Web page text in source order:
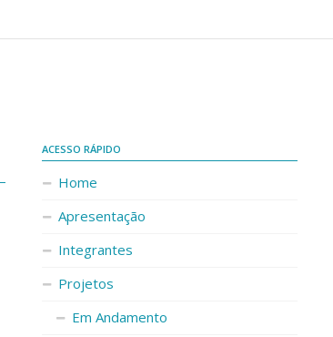
ACESSO RÁPIDO
Home
Apresentação
Integrantes
Projetos
Em Andamento